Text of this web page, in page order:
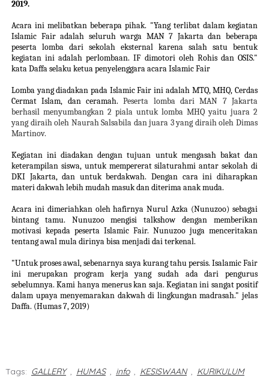
2019.
Acara ini melibatkan beberapa pihak. "Yang terlibat dalam kegiatan
Islamic Fair adalah seluruh warga MAN 7 Jakarta dan beberapa
peserta lomba dari sekolah eksternal karena salah satu bentuk
kegiatan ini adalah perlombaan. IF dimotori oleh Rohis dan OSIS."
kata Daffa selaku ketua penyelenggara acara Islamic Fair
Lomba yang diadakan pada Islamic Fair ini adalah MTQ, MHQ, Cerdas
Cermat Islam, dan ceramah.Peserta lomba dari MAN 7 Jakarta
berhasil menyumbangkan 2 piala untuk lomba MHQ yaitu juara 2
yang diraih oleh Naurah Salsabila dan juara 3 yang diraih oleh Dimas
Martinov.
Kegiatan ini diadakan dengan tujuan untuk mengasah bakat dan
keterampilan siswa, untuk mempererat silaturahmi antar sekolah di
DKI Jakarta, dan untuk berdakwah. Dengan cara ini diharapkan
materi dakwah lebih mudah masuk dan diterima anak muda.
Acara ini dimeriahkan oleh hafirnya Nurul Azka (Nunuzoo) sebagai
bintang tamu. Nunuzoo mengisi talkshow dengan memberikan
motivasi kepada peserta Islamic Fair. Nunuzoo juga menceritakan
tentang awal mula dirinya bisa menjadi dai terkenal.
"Untuk proses awal, sebenarnya saya kurang tahu persis. Isalamic Fair
ini merupakan program kerja yang sudah ada dari pengurus
sebelumnya. Kami hanya menerus kan saja. Kegiatan ini sangat positif
dalam upaya menyemarakan dakwah di lingkungan madrasah." jelas
Daffa. (Humas 7, 2019)
Tags: GALLERY , HUMAS , info , KESISWAAN , KURIKULUM